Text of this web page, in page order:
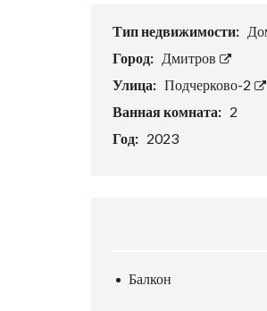
Тип недвижимости:
Город: Дмитров
Улица: Подчерково-2
Ванная комната: 2
Год: 2023
Балкон